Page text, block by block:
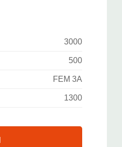
3000
500
FEM 3A
1300